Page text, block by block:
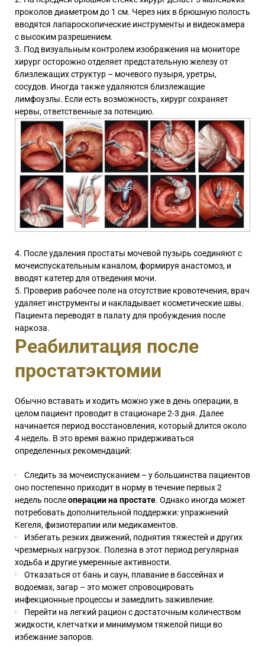
проколов диаметром до 1 см. Через них в брюшную полость
вводятся лапароскопические инструменты и видеокамера
с высоким разрешением.
Под визуальным контролем изображения на мониторе
хирург осторожно отделяет предстательную железу от
близлежащих структур – мочевого пузыря, уретры,
сосудов. Иногда также удаляются близлежащие
лимфоузлы. Если есть возможность, хирург сохраняет
нервы, ответственные за потенцию.
После удаления простаты мочевой пузырь соединяют с
мочеиспускательным каналом, формируя анастомоз, и
вводят катетер для отведения мочи.
Проверив рабочее поле на отсутствие кровотечения, врач
удаляет инструменты и накладывает косметические швы.
Пациента переводят в палату для пробуждения после
наркоза.
Реабилитация после
простатэктомии
Обычно вставать и ходить можно уже в день операции, в
целом пациент проводит в стационаре 2-3 дня. Далее
начинается период восстановления, который длится около
4 недель. В это время важно придерживаться
определенных рекомендаций:
Следить за мочеиспусканием – у большинства пациентов
оно постепенно приходит в норму в течение первых 2
недель послеоперации на простате. Однако иногда может
потребовать дополнительной поддержки: упражнений
Кегеля, физиотерапии или медикаментов.
Избегать резких движений, поднятия тяжестей и других
чрезмерных нагрузок. Полезна в этот период регулярная
ходьба и другие умеренные активности.
Отказаться от бань и саун, плавание в бассейнах и
водоемах, загар – это может спровоцировать
инфекционные процессы и замедлить заживление.
Перейти на легкий рацион с достаточным количеством
жидкости, клетчатки и минимумом тяжелой пищи во
избежание запоров.